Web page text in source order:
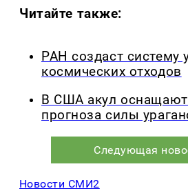
Читайте также:
РАН создаст систему
космических отходов
В США акул
прогноза силы
Следующая
Новости СМИ2